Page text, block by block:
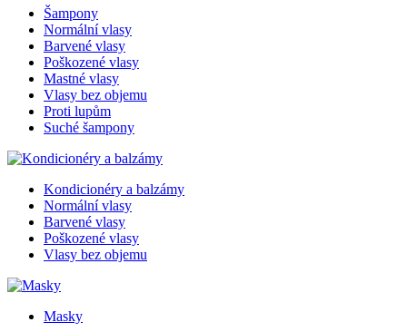
Šampony
Normální vlasy
Barvené vlasy
Poškozené vlasy
Mastné vlasy
Vlasy bez objemu
Proti lupům
Suché šampony
Kondicionéry a balzámy
Normální vlasy
Barvené vlasy
Poškozené vlasy
Vlasy bez objemu
Masky